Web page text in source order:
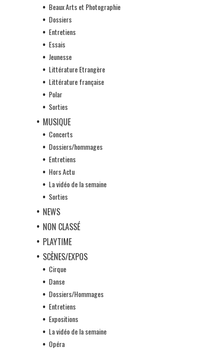
Beaux Arts et Photographie
Dossiers
Entretiens
Essais
Jeunesse
Littérature Etrangère
Littérature française
Polar
Sorties
MUSIQUE
Concerts
Dossiers/hommages
Entretiens
Hors Actu
La vidéo de la semaine
Sorties
NEWS
NON CLASSÉ
PLAYTIME
SCÈNES/EXPOS
Cirque
Danse
Dossiers/Hommages
Entretiens
Expositions
La vidéo de la semaine
Opéra